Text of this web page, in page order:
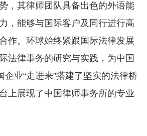
，其律师团队具备出色的外语能
，能够与国际客户及同行进行高
作。环球始终紧跟国际法律发展
法律事务的研究与实践，为中国
企业“走进来”搭建了坚实的法律桥
上展现了中国律师事务所的专业